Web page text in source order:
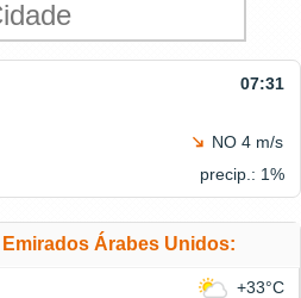
07:31
NO 4 m/s
precip.: 1%
Árabes Unidos:
+33°C